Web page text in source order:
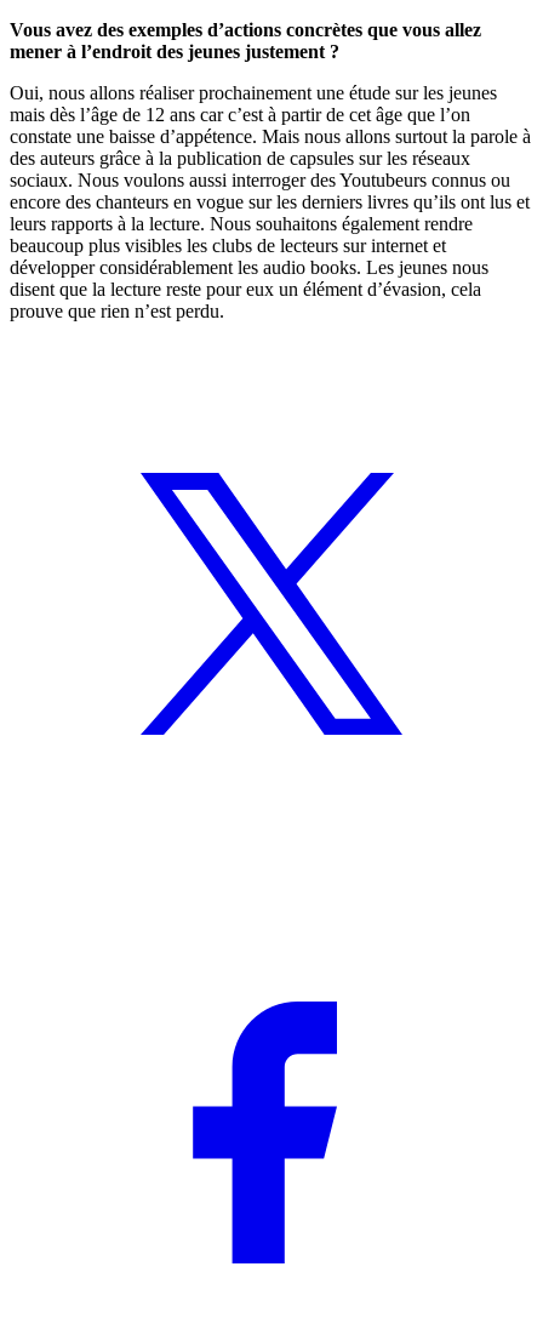
Vous avez des exemples d’actions concrètes que vous allez
mener à l’endroit des jeunes justement ?
Oui, nous allons réaliser prochainement une étude sur les jeunes
mais dès l’âge de 12 ans car c’est à partir de cet âge que l’on
constate une baisse d’appétence. Mais nous allons surtout la parole à
des auteurs grâce à la publication de capsules sur les réseaux
sociaux. Nous voulons aussi interroger des Youtubeurs connus ou
encore des chanteurs en vogue sur les derniers livres qu’ils ont lus et
leurs rapports à la lecture. Nous souhaitons également rendre
beaucoup plus visibles les clubs de lecteurs sur internet et
développer considérablement les audio books. Les jeunes nous
disent que la lecture reste pour eux un élément d’évasion, cela
prouve que rien n’est perdu.